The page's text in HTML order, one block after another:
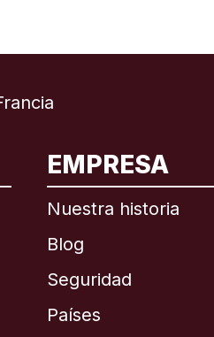
EMPRESA
Nuestra historia
Blog
Seguridad
Países
English